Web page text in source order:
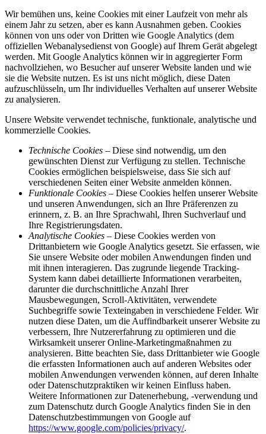
Wir bemühen uns, keine Cookies mit einer Laufzeit von mehr als
einem Jahr zu setzen, aber es kann Ausnahmen geben. Cookies
können von uns oder von Dritten wie Google Analytics (dem
offiziellen Webanalysedienst von Google) auf Ihrem Gerät abgelegt
werden. Mit Google Analytics können wir in aggregierter Form
nachvollziehen, wo Besucher auf unserer Website landen und wie
sie die Website nutzen. Es ist uns nicht möglich, diese Daten
aufzuschlüsseln, um Ihr individuelles Verhalten auf unserer Website
zu analysieren.
Unsere Website verwendet technische, funktionale, analytische und
kommerzielle Cookies.
Technische Cookies – Diese sind notwendig, um den
gewünschten Dienst zur Verfügung zu stellen. Technische
Cookies ermöglichen beispielsweise, dass Sie sich auf
verschiedenen Seiten einer Website anmelden können.
Funktionale Cookies – Diese Cookies helfen unserer Website
und unseren Anwendungen, sich an Ihre Präferenzen zu
erinnern, z. B. an Ihre Sprachwahl, Ihren Suchverlauf und
Ihre Registrierungsdaten.
Analytische Cookies – Diese Cookies werden von
Drittanbietern wie Google Analytics gesetzt. Sie erfassen, wie
Sie unsere Website oder mobilen Anwendungen finden und
mit ihnen interagieren. Das zugrunde liegende Tracking-
System kann dabei detaillierte Informationen verarbeiten,
darunter die durchschnittliche Anzahl Ihrer
Mausbewegungen, Scroll-Aktivitäten, verwendete
Suchbegriffe sowie Texteingaben in verschiedene Felder. Wir
nutzen diese Daten, um die Auffindbarkeit unserer Website zu
verbessern, Ihre Nutzererfahrung zu optimieren und die
Wirksamkeit unserer Online-Marketingmaßnahmen zu
analysieren. Bitte beachten Sie, dass Drittanbieter wie Google
die erfassten Informationen auch auf anderen Websites oder
mobilen Anwendungen verwenden können, auf deren Inhalte
oder Datenschutzpraktiken wir keinen Einfluss haben.
Weitere Informationen zur Datenerhebung, -verwendung und
zum Datenschutz durch Google Analytics finden Sie in den
Datenschutzbestimmungen von Google auf
https://www.google.com/policies/privacy/.